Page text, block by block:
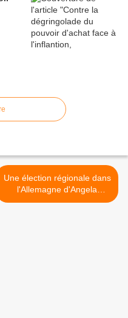
Une élection régionale dans
l'Allemagne d'Angela
Merkel, ça vous intéresse?